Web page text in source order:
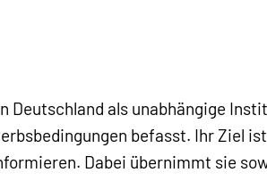
Deutschland als unabhängige
befasst. Ihr Ziel
Dabei übernimmt sie